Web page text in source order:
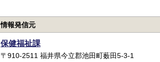
情報発信元
保健福祉課
〒910-2511 福井県今立郡池田町薮田5-3-1